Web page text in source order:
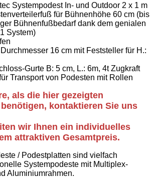
Systempodest In- und Outdoor 2 x 1 m
für Bühnenhöhe 60 cm (bis
Bühnenfußbedarf dank dem genialen
System)
16 cm mit Feststeller für H.:
Gurte B: 5 cm, L.: 6m, 4t Zugkraft
Transport von Podesten mit Rollen
als die hier gezeigten
kontaktieren Sie uns
wir Ihnen ein individuelles
attraktiven Gesamtpreis.
/ Podestplatten sind vielfach
Systempodeste mit Multiplex-
Aluminiumrahmen.